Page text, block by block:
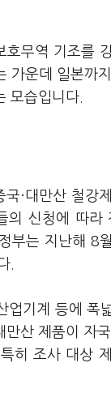
무역 기조를
가운데 일본까
모습입니다.
·대만산 철강
의 신청에 따라
부는 지난해 8
.
기계 등에 폭
산 제품이 자
히 조사 대상